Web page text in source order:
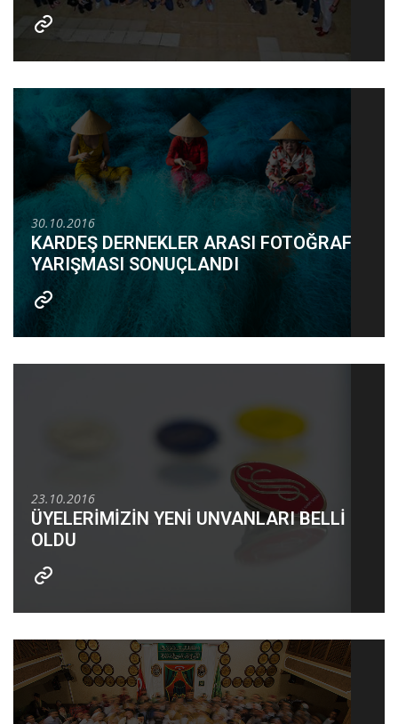
30.10.2016
KARDEŞ DERNEKLER ARASI FOTOĞRAF
YARIŞMASI SONUÇLANDI
23.10.2016
ÜYELERİMİZİN YENİ UNVANLARI BELLİ
OLDU